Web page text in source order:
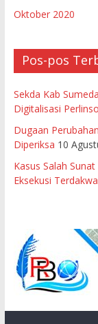
Oktober 2020
Pos-pos
Sekda Kab
Digitalisasi
Dugaan
Diperiksa 10
Kasus Salah
Eksekusi